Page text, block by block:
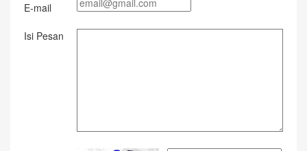
E-mail
Isi Pesan